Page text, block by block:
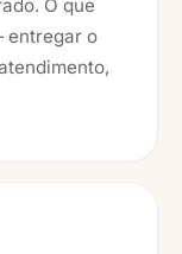
O que
entregar o